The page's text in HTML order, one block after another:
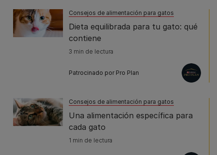
Consejos de alimentación para gatos
Dieta equilibrada para tu gato: qué
contiene
3 min de lectura
Patrocinado por Pro Plan
Consejos de alimentación para gatos
Una alimentación específica para
cada gato
1 min de lectura